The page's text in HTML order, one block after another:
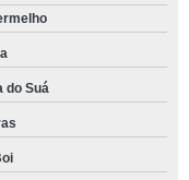
do Suá